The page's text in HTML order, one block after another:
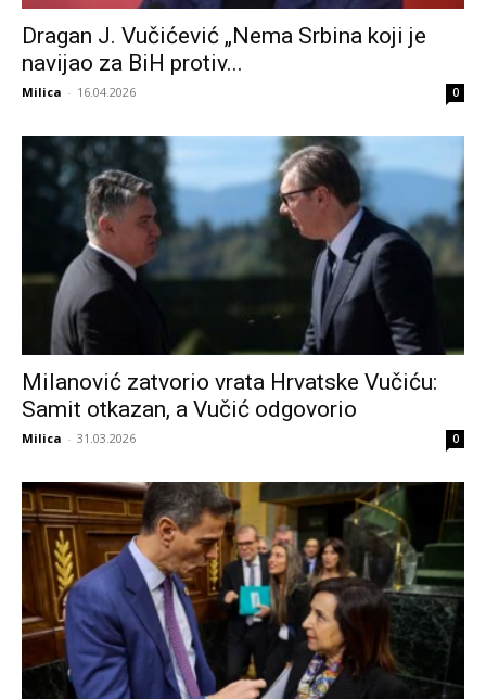
Dragan J. Vučićević „Nema Srbina koji je
navijao za BiH protiv...
Milica - 16.04.2026 0
Milanović zatvorio vrata Hrvatske Vučiću:
Samit otkazan, a Vučić odgovorio
Milica - 31.03.2026 0